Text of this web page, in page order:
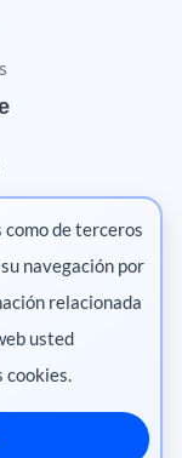
·
de terceros
navegación por
relacionada
usted